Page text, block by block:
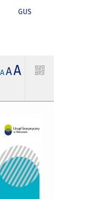
GUS
A AA